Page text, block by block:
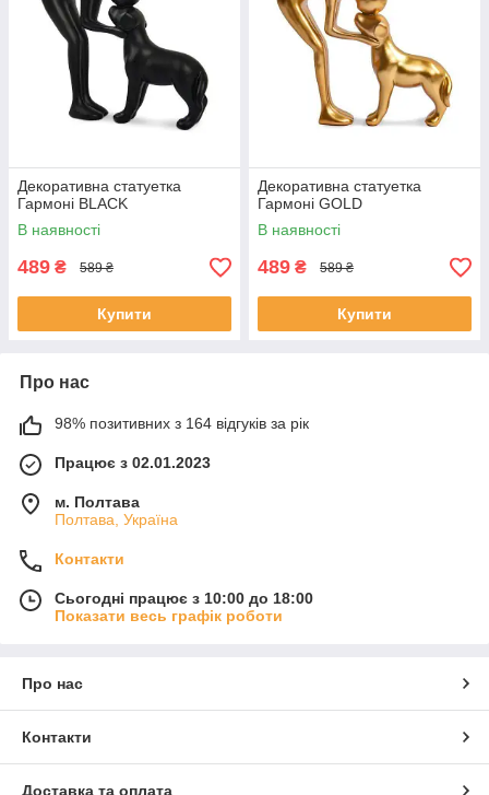
Декоративна статуетка
Гармоні BLACK
В наявності
489 ₴ 589 ₴
Купити
Декоративна статуетка
Гармоні GOLD
В наявності
489 ₴ 589 ₴
Купити
Про нас
98% позитивних з 164 відгуків за рік
Працює з 02.01.2023
м. Полтава
Полтава, Україна
Контакти
Сьогодні працює з 10:00 до 18:00
Показати весь графік роботи
Про нас
Контакти
Доставка та оплата